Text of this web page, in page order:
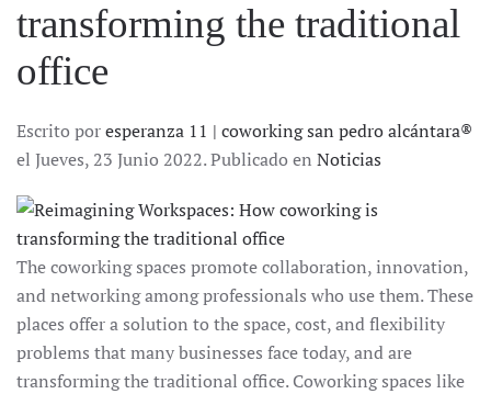
transforming the traditional
office
Escrito poresperanza 11 | coworking san pedro alcántara®
el Jueves, 23 Junio 2022. Publicado en Noticias
The coworking spaces promote collaboration, innovation,
and networking among professionals who use them. These
places offer a solution to the space, cost, and flexibility
problems that many businesses face today, and are
transforming the traditional office. Coworking spaces like